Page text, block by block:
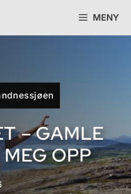
MENY
– GAMLE
OPP